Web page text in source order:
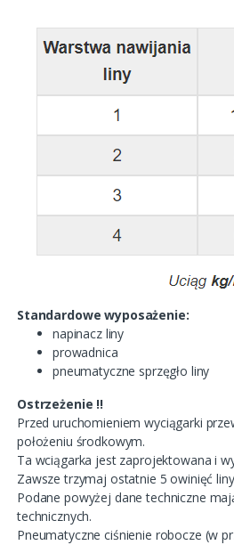
Standardowe wyposażenie:
napinacz liny
prowadnica
pneumatyczne sprzęgło liny
Ostrzeżenie !!
Przed uruchomieniem wyciągarki
położeniu środkowym.
Ta wciągarka jest zaprojektowana i
Zawsze trzymaj ostatnie 5 owinięć
Podane powyżej dane techniczne
technicznych.
Pneumatyczne ciśnienie robocze (w